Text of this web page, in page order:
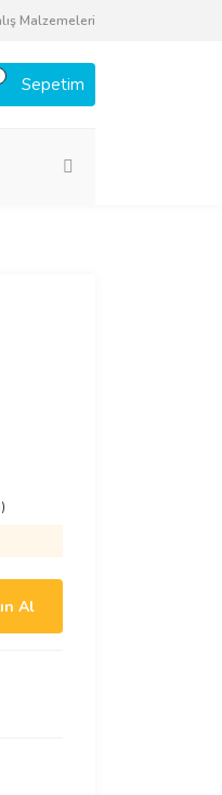
Malzemeleri
Sepetim
Al